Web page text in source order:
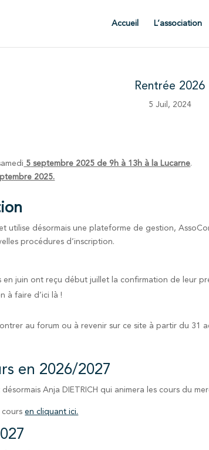
Accueil L’association
Rentrée 2026
5 Juil, 2024
5 septembre 2025 de 9h à 13h à la Lucarne.
2025.
utilise désormais une plateforme de gestion,
procédures d’inscription.
en juin ont reçu début juillet la confirmation de leur
à faire d’ici là !
au forum ou à revenir sur ce site à partir du
en 2026/2027
Anja DIETRICH qui animera les cours du
coursen cliquant ici.